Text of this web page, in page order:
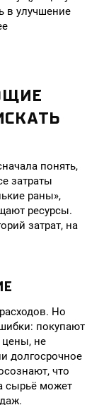
в улучшение
понять,
затраты
раны»,
ресурсы.
затрат, на
Но
покупают
цены, не
долгосрочное
что
сырьё может